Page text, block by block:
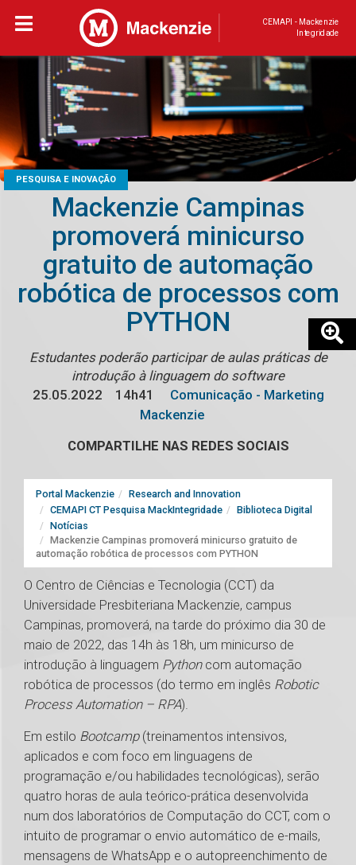
CEMAPI - Mackenzie
Integridade
PESQUISA E INOVAÇÃO
Mackenzie Campinas
promoverá minicurso
gratuito de automação
robótica de processos com
PYTHON
Estudantes poderão participar de aulas práticas de
introdução à linguagem do software
25.05.2022
14h41
Comunicação - Marketing
Mackenzie
COMPARTILHE NAS REDES SOCIAIS
Portal Mackenzie
Research and Innovation
CEMAPI CT Pesquisa MackIntegridade
Biblioteca Digital
Notícias
Mackenzie Campinas promoverá minicurso gratuito de
automação robótica de processos com PYTHON
O Centro de Ciências e Tecnologia (CCT) da
Universidade Presbiteriana Mackenzie, campus
Campinas, promoverá, na tarde do próximo dia 30 de
maio de 2022, das 14h às 18h, um minicurso de
introdução à linguagem Python com automação
robótica de processos (do termo em inglês Robotic
Process Automation – RPA).
Em estilo Bootcamp (treinamentos intensivos,
aplicados e com foco em linguagens de
programação e/ou habilidades tecnológicas), serão
quatro horas de aula teórico-prática desenvolvida
num dos laboratórios de Computação do CCT, com o
intuito de programar o envio automático de e-mails,
mensagens de WhatsApp e o autopreenchimento de